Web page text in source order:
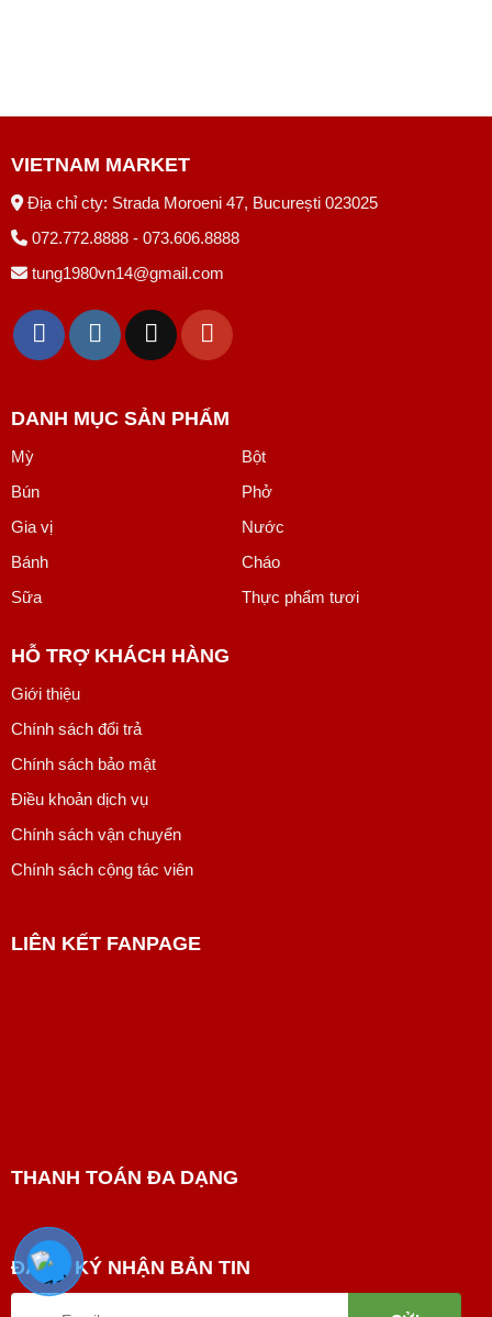
VIETNAM MARKET
Địa chỉ cty: Strada Moroeni 47, București 023025
072.772.8888 - 073.606.8888
tung1980vn14@gmail.com
DANH MỤC SẢN PHẨM
Mỳ
Bột
Bún
Phở
Gia vị
Nước
Bánh
Cháo
Sữa
Thực phẩm tươi
HỖ TRỢ KHÁCH HÀNG
Giới thiệu
Chính sách đổi trả
Chính sách bảo mật
Điều khoản dịch vụ
Chính sách vận chuyển
Chính sách cộng tác viên
LIÊN KẾT FANPAGE
THANH TOÁN ĐA DẠNG
ĐĂNG KÝ NHẬN BẢN TIN